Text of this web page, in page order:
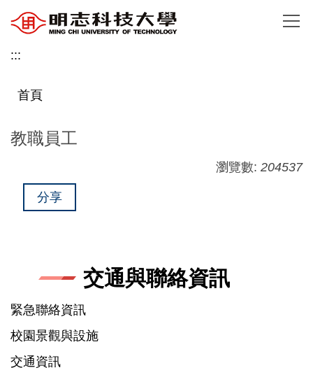
到
主
內
:::
首頁
教職員工
瀏覽數: 204537
分享
交通與聯絡資訊
緊急聯絡資訊
校園景觀與設施
交通資訊